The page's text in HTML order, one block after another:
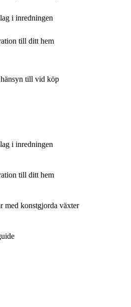
i inredningen
till ditt hem
hänsyn till vid köp
i inredningen
till ditt hem
med konstgjorda växter